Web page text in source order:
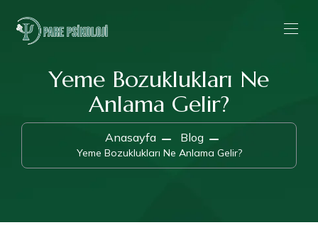
Yeme Bozuklukları Ne
Anlama Gelir?
Anasayfa Blog
Yeme Bozuklukları Ne Anlama Gelir?